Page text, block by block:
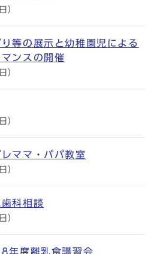
）
等の展示と幼稚園児による
ンスの開催
）
）
ママ・パパ教室
）
科相談
）
8年度離乳食講習会